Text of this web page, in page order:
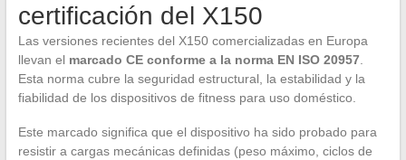
certificación del X150
Las versiones recientes del X150 comercializadas en Europa
llevan el marcado CE conforme a la norma EN ISO 20957.
Esta norma cubre la seguridad estructural, la estabilidad y la
fiabilidad de los dispositivos de fitness para uso doméstico.
Este marcado significa que el dispositivo ha sido probado para
resistir a cargas mecánicas definidas (peso máximo, ciclos de